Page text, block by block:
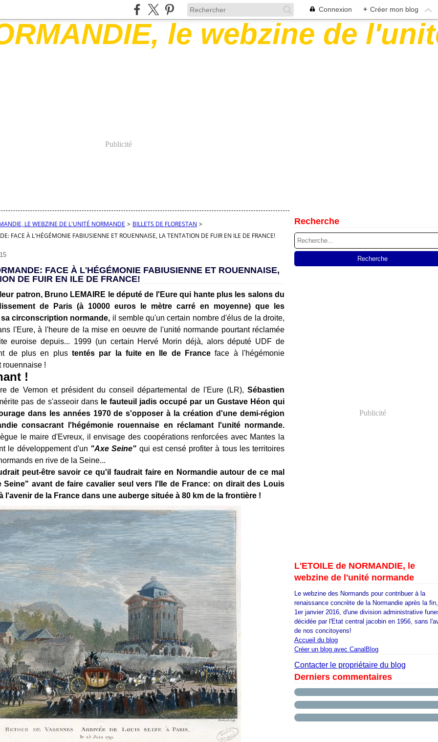
Connexion + Créer mon blog
Publicité
LE WEBZINE DE L'UNITÉ NORMANDE > BILLETS DE FLORESTAN >
FACE À L'HÉGÉMONIE FABIUSIENNE ET ROUENNAISE, LA TENTATION DE FUIR EN ILE DE FRANCE!
FACE À L'HÉGÉMONIE FABIUSIENNE ET ROUENNAISE,
DE FUIR EN ILE DE FRANCE!
patron, Bruno LEMAIRE le député de l'Eure qui hante plus les salons du
de Paris (à 10000 euros le mètre carré en moyenne) que les
sa circonscription normande, il semble qu'un certain nombre d'élus de la droite,
l'Eure, à l'heure de la mise en oeuvre de l'unité normande pourtant réclamée
euroise depuis... 1999 (un certain Hervé Morin déjà, alors député UDF de
de plus en plustentés par la fuite en Ile de France face à l'hégémonie
rouennaise !
!
de Vernon et président du conseil départemental de l'Eure (LR), Sébastien
pas de s'asseoir dans le fauteuil jadis occupé par un Gustave Héon qui
dans les années 1970 de s'opposer à la création d'une demi-région
consacrant l'hégémonie rouennaise en réclamant l'unité normande.
le maire d'Evreux, il envisage des coopérations renforcées avec Mantes la
le développement d'un "Axe Seine" qui est censé profiter à tous les territoires
en rive de la Seine...
peut-être savoir ce qu'il faudrait faire en Normandie autour de ce mal
Seine" avant de faire cavalier seul vers l'Ile de France: on dirait des Louis
l'avenir de la France dans une auberge située à 80 km de la frontière !
Recherche
Publicité
L'ETOILE de NORMANDIE, le
webzine de l'unité normande
Le webzine des Normands pour contribuer à la
renaissance concrète de la Normandie après la
1er janvier 2016, d'une division administrative
décidée par l'Etat central jacobin en 1956, sans
de nos concitoyens!
Accueil du blog
Créer un blog avec CanalBlog
Contacter le propriétaire du blog
Derniers commentaires